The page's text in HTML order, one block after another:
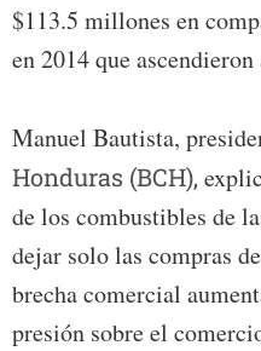
$113.5 millones en
en 2014 que
Manuel Bautista,
Honduras (BCH),
de los combustibles de
dejar solo las compras
brecha comercial
presión sobre el